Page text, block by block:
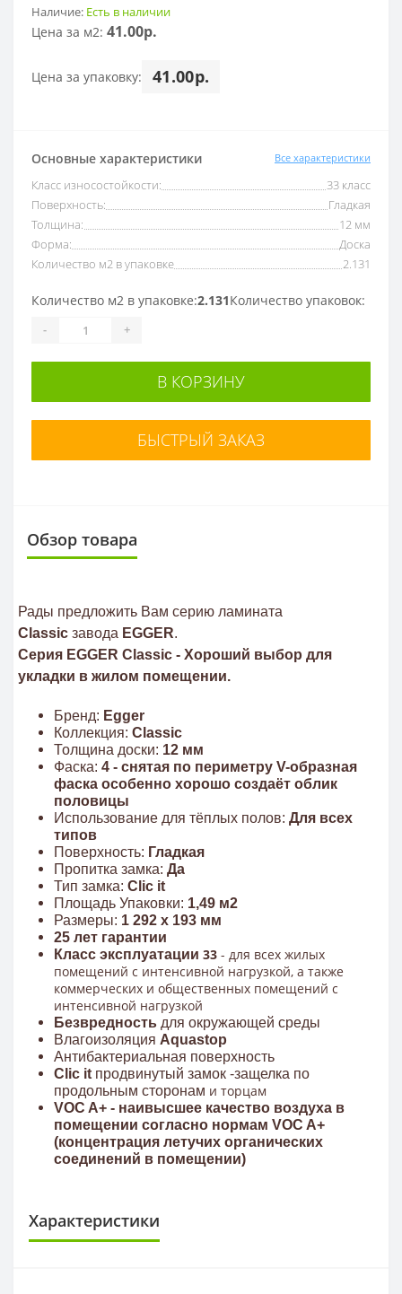
Наличие: Есть в наличии
Цена за м2: 41.00р.
Цена за упаковку: 41.00р.
Основные характеристики Все характеристики
Класс износостойкости:
33 класс
Поверхность:
Гладкая
Толщина:
12 мм
Форма:
Доска
Количество м2 в упаковке
2.131
Количество м2 в упаковке:2.131Количество упаковок:
- +
В КОРЗИНУ
БЫСТРЫЙ ЗАКАЗ
Обзор товара
Рады предложить Вам серию ламината
Classic завода EGGER.
Серия EGGER Classic - Хороший выбор для
укладки в жилом помещении.
Бренд: Egger
Коллекция: Classic
Толщина доски: 12 мм
Фаска: 4 - снятая по периметру V-образная
фаска особенно хорошо создаёт облик
половицы
Использование для тёплых полов: Для всех
типов
Поверхность: Гладкая
Пропитка замка: Да
Тип замка: Clic it
Площадь Упаковки: 1,49 м2
Размеры: 1 292 x 193 мм
25 лет гарантии
Класс эксплуатации 33 - для всех жилых
помещений с интенсивной нагрузкой, а также
коммерческих и общественных помещений с
интенсивной нагрузкой
Безвредность для окружающей среды
Влагоизоляция Aquastop
Антибактериальная поверхность
Clic it продвинутый замок -защелка по
продольным сторонам и торцам
VOC A+ - наивысшее качество воздуха в
помещении согласно нормам VOC A+
(концентрация летучих органических
соединений в помещении)
Характеристики